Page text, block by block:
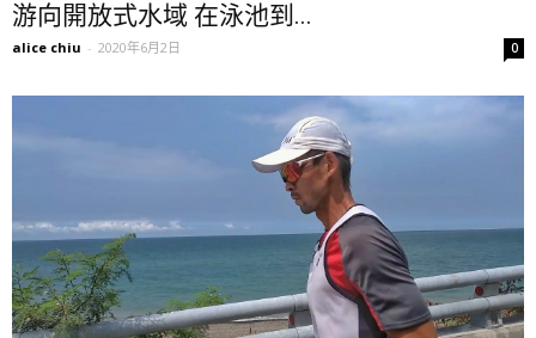
游向開放式水域 在泳池到...
alice chiu - 2020年6月2日 0